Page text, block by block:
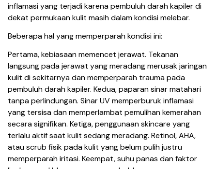
inflamasi yang terjadi karena pembuluh darah kapiler di
dekat permukaan kulit masih dalam kondisi melebar.
Beberapa hal yang memperparah kondisi ini:
Pertama, kebiasaan memencet jerawat. Tekanan
langsung pada jerawat yang meradang merusak jaringan
kulit di sekitarnya dan memperparah trauma pada
pembuluh darah kapiler. Kedua, paparan sinar matahari
tanpa perlindungan. Sinar UV memperburuk inflamasi
yang tersisa dan memperlambat pemulihan kemerahan
secara signifikan. Ketiga, penggunaan skincare yang
terlalu aktif saat kulit sedang meradang. Retinol, AHA,
atau scrub fisik pada kulit yang belum pulih justru
memperparah iritasi. Keempat, suhu panas dan faktor